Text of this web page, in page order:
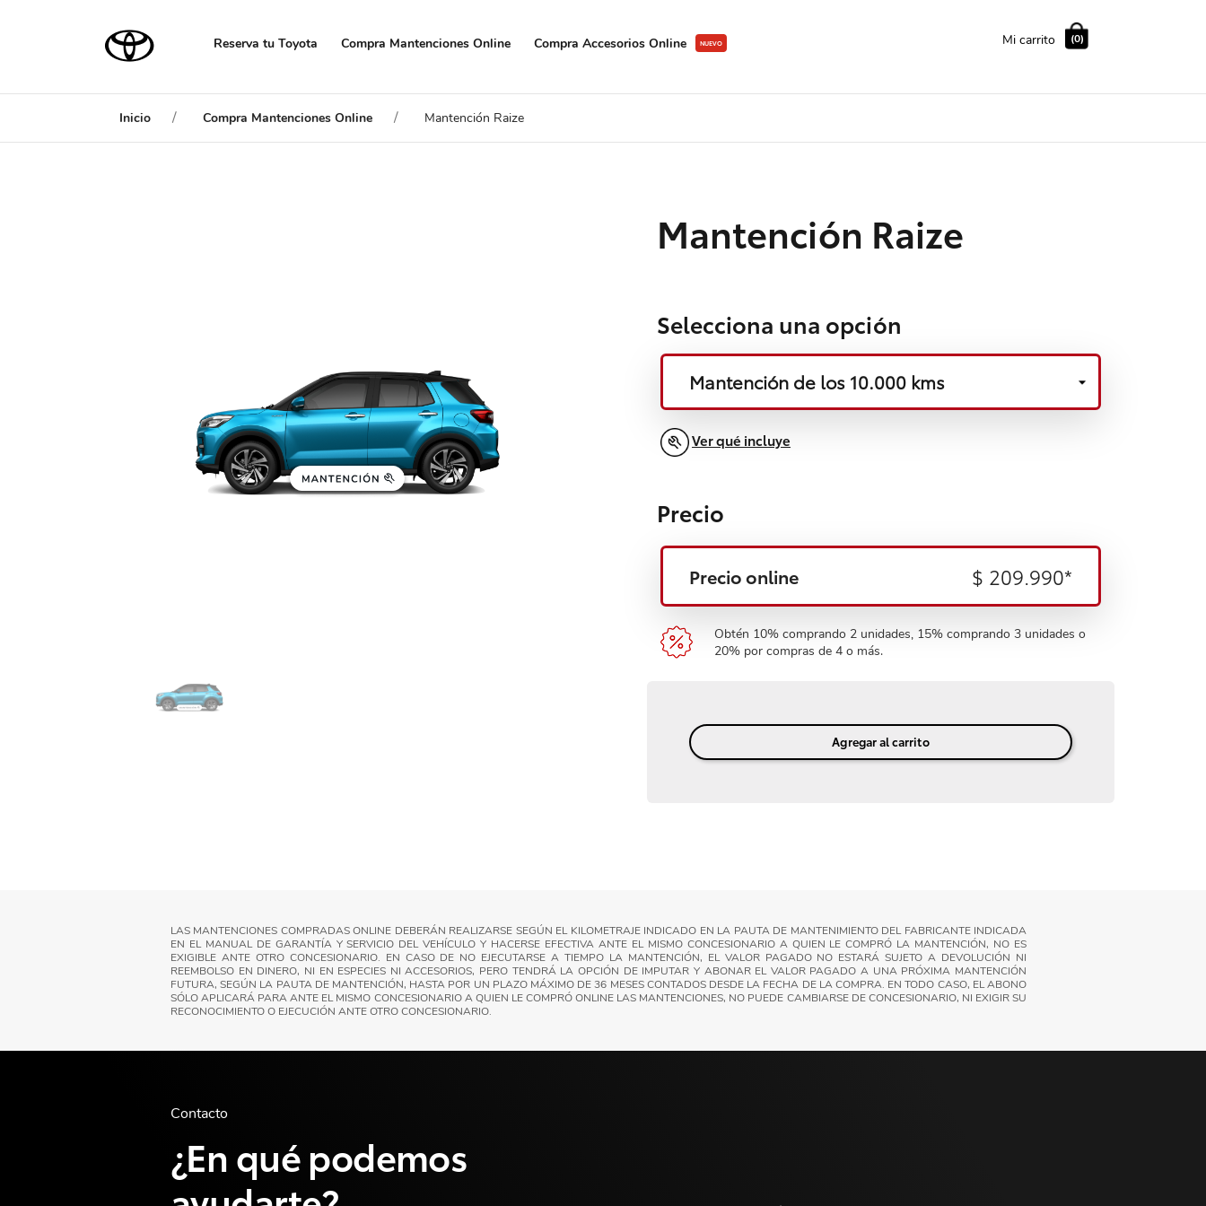
Reserva tu Toyota Compra Mantenciones Online Compra Accesorios Online Mi carrito (0)
Inicio Compra Mantenciones Online Mantención Raize
Mantención Raize
Selecciona una opción
Ver qué incluye
Precio
Precio online $ 209.990*
Obtén 10% comprando 2 unidades, 15% comprando 3 unidades o
20% por compras de 4 o más.
Agregar al carrito
LAS MANTENCIONES COMPRADAS ONLINE DEBERÁN REALIZARSE SEGÚN EL KILOMETRAJE INDICADO EN LA PAUTA DE MANTENIMIENTO DEL FABRICANTE INDICADA
EN EL MANUAL DE GARANTÍA Y SERVICIO DEL VEHÍCULO Y HACERSE EFECTIVA ANTE EL MISMO CONCESIONARIO A QUIEN LE COMPRÓ LA MANTENCIÓN, NO ES
EXIGIBLE ANTE OTRO CONCESIONARIO. EN CASO DE NO EJECUTARSE A TIEMPO LA MANTENCIÓN, EL VALOR PAGADO NO ESTARÁ SUJETO A DEVOLUCIÓN NI
REEMBOLSO EN DINERO, NI EN ESPECIES NI ACCESORIOS, PERO TENDRÁ LA OPCIÓN DE IMPUTAR Y ABONAR EL VALOR PAGADO A UNA PRÓXIMA MANTENCIÓN
FUTURA, SEGÚN LA PAUTA DE MANTENCIÓN, HASTA POR UN PLAZO MÁXIMO DE 36 MESES CONTADOS DESDE LA FECHA DE LA COMPRA. EN TODO CASO, EL ABONO
SÓLO APLICARÁ PARA ANTE EL MISMO CONCESIONARIO A QUIEN LE COMPRÓ ONLINE LAS MANTENCIONES, NO PUEDE CAMBIARSE DE CONCESIONARIO, NI EXIGIR SU
RECONOCIMIENTO O EJECUCIÓN ANTE OTRO CONCESIONARIO.
Contacto
¿En qué podemos